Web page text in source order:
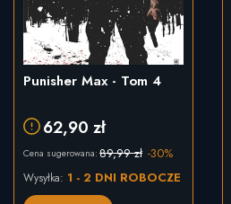
Punisher Max - Tom 4
62,90 zł
Cena sugerowana: 89,99 zł -30%
Wysyłka: 1 - 2 DNI ROBOCZE